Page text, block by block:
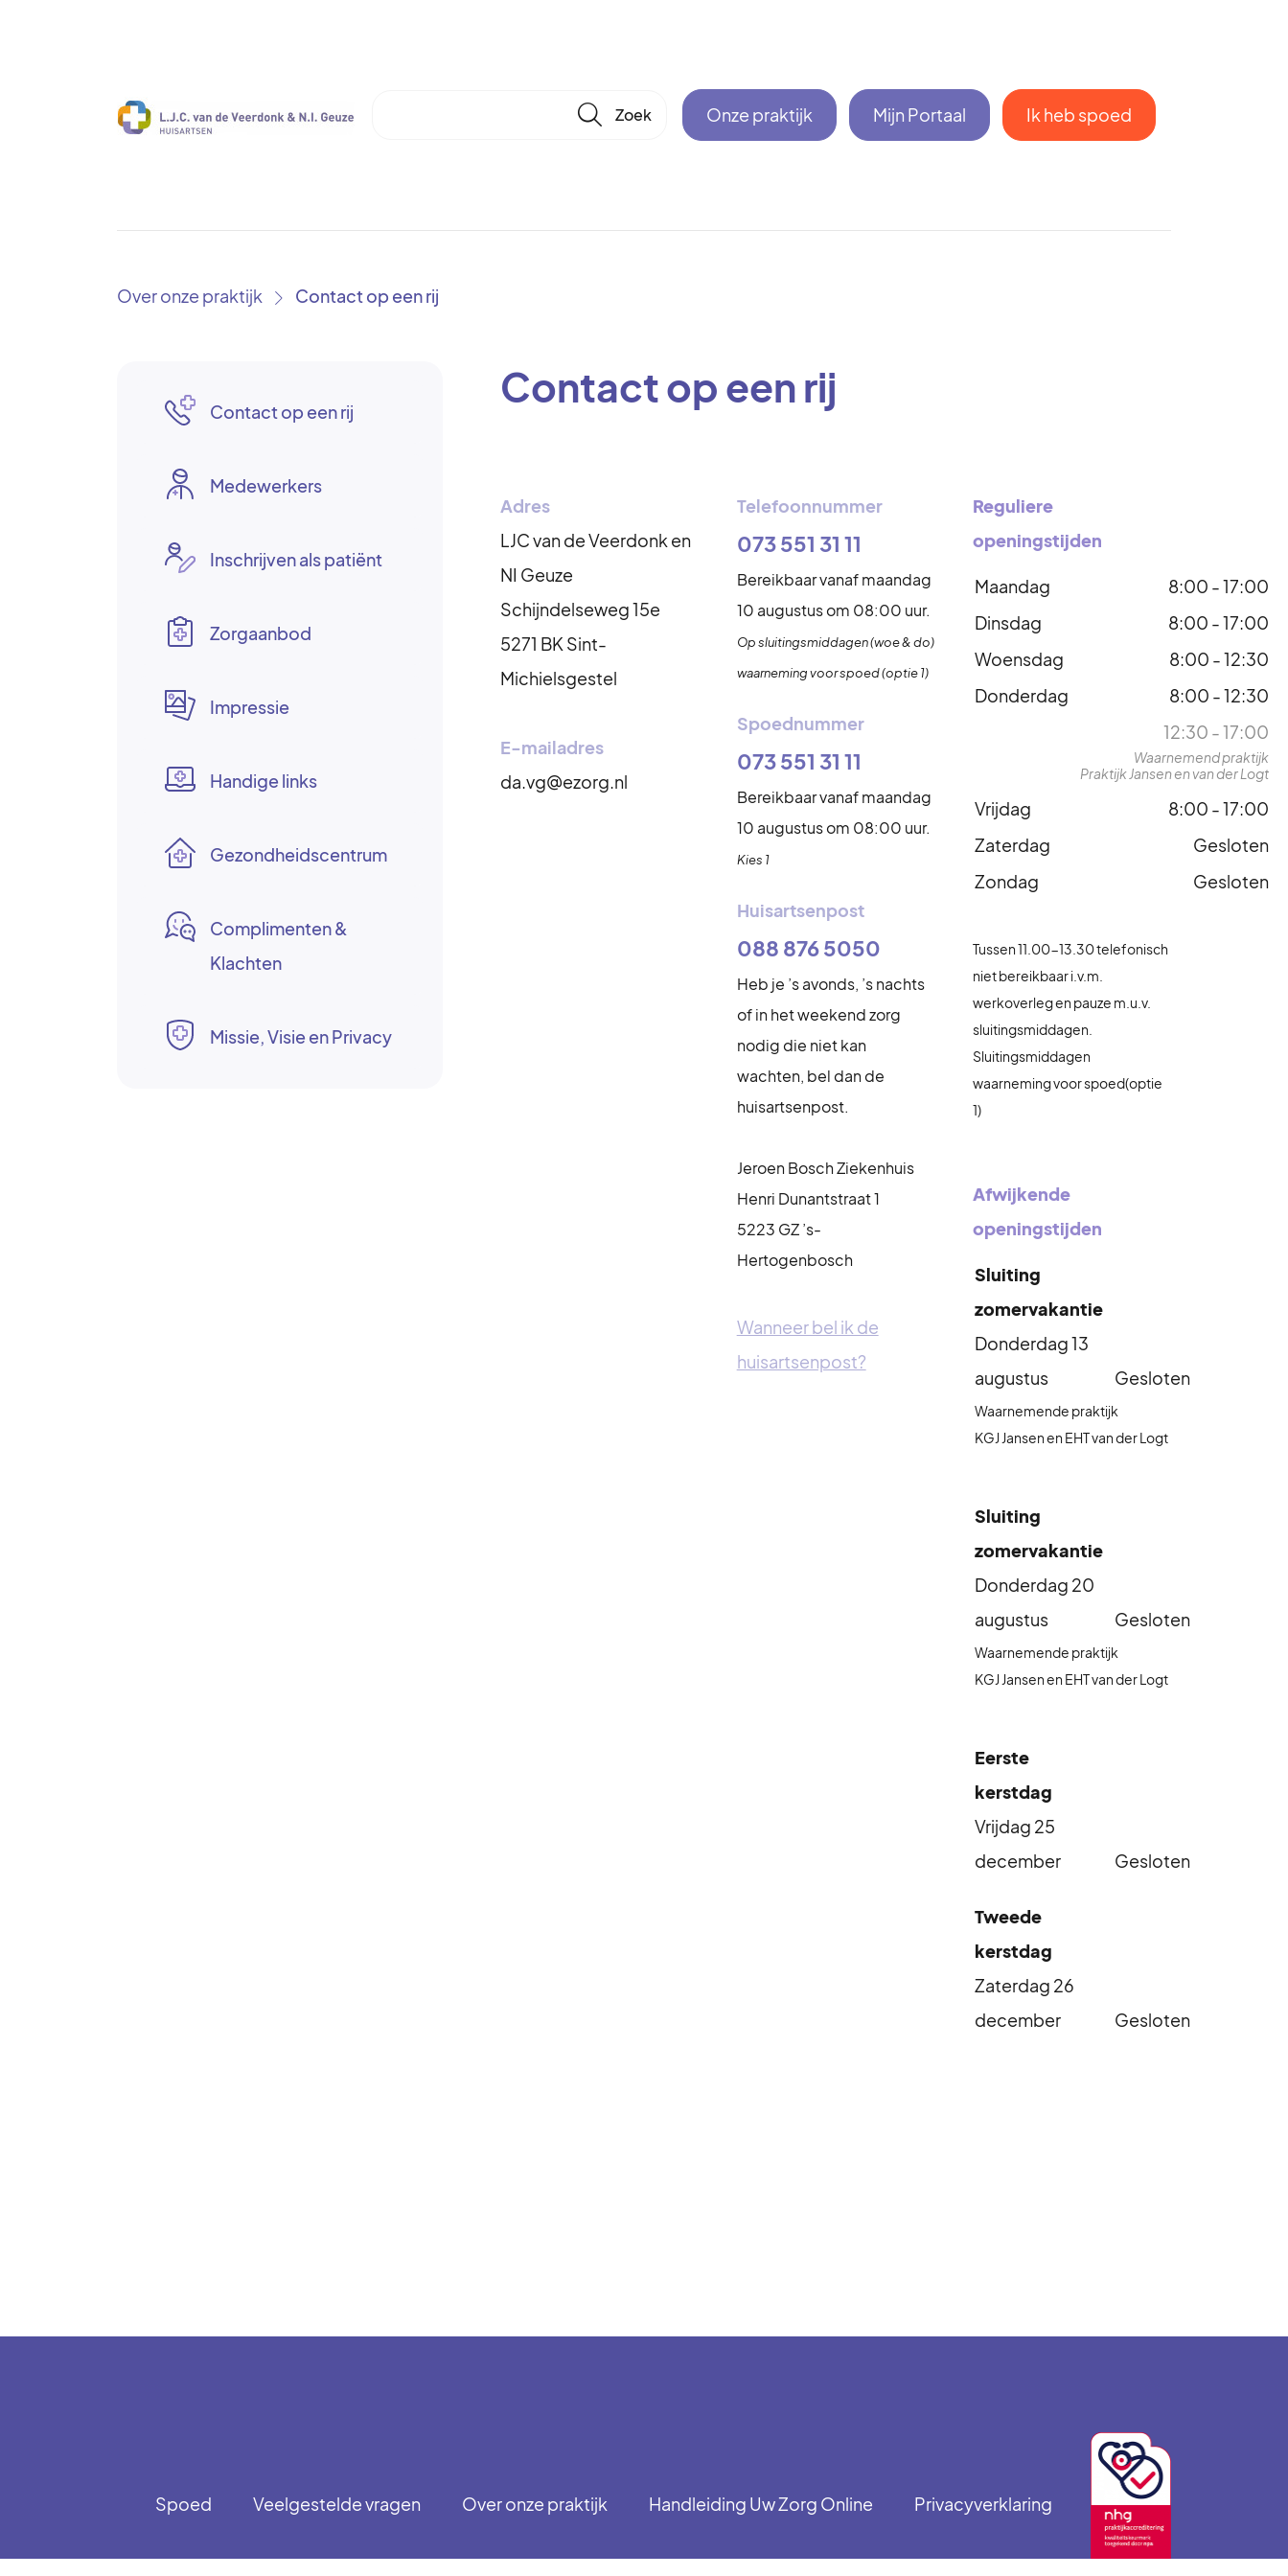
🔎 Onze praktijk Mijn Portaal Ik heb spoed
Over onze praktijk › Contact op een rij
Contact op een rij
Medewerkers
Inschrijven als patiënt
Zorgaanbod
Impressie
Handige links
Gezondheidscentrum
Complimenten &
Klachten
Missie, Visie en Privacy
Contact op een rij
Adres
LJC van de Veerdonk en
NI Geuze
Schijndelseweg 15e
5271 BK Sint-
Michielsgestel
E-mailadres
da.vg@ezorg.nl
Telefoonnummer
073 551 31 11
Bereikbaar vanaf maandag
10 augustus om 08:00 uur.
Op sluitingsmiddagen (woe & do)
waarneming voor spoed (optie 1)
Spoednummer
073 551 31 11
Bereikbaar vanaf maandag
10 augustus om 08:00 uur.
Kies 1
Huisartsenpost
088 876 5050
Heb je ’s avonds, ’s nachts
of in het weekend zorg
nodig die niet kan
wachten, bel dan de
huisartsenpost.
Jeroen Bosch Ziekenhuis
Henri Dunantstraat 1
5223 GZ ’s-
Hertogenbosch
Wanneer bel ik de
huisartsenpost?
Reguliere
openingstijden
Maandag
8:00 - 17:00
Dinsdag
8:00 - 17:00
Woensdag
8:00 - 12:30
Donderdag
8:00 - 12:30
12:30 - 17:00
Waarnemend praktijk
Praktijk Jansen en van der Logt
Vrijdag
8:00 - 17:00
Zaterdag
Gesloten
Zondag
Gesloten
Tussen 11.00-13.30 telefonisch
niet bereikbaar i.v.m.
werkoverleg en pauze m.u.v.
sluitingsmiddagen.
Sluitingsmiddagen
waarneming voor spoed(optie
1)
Afwijkende
openingstijden
Sluiting
zomervakantie
Donderdag 13
augustus
Gesloten
Waarnemende praktijk
KGJ Jansen en EHT van der Logt
Sluiting
zomervakantie
Donderdag 20
augustus
Gesloten
Waarnemende praktijk
KGJ Jansen en EHT van der Logt
Eerste
kerstdag
Vrijdag 25
december
Gesloten
Tweede
kerstdag
Zaterdag 26
december
Gesloten
Spoed Veelgestelde vragen Over onze praktijk Handleiding Uw Zorg Online Privacyverklaring